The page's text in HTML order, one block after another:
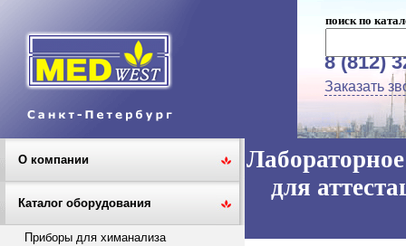
поиск по
8 (812)
Заказать
О компании
Каталог оборудования
Приборы для химанализа
для